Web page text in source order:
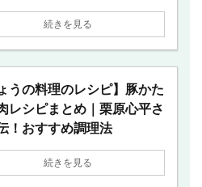
続きを見る
うの料理のレシピ】豚かた
レシピまとめ｜栗原心平さ
！おすすめ調理法
続きを見る